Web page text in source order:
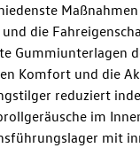
die
Gummiunterlagen
Komfort und die
reduziert
im
mit